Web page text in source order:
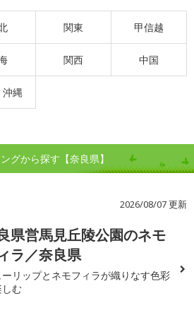
関東 甲信越
関西 中国
沖縄
グから探す【奈良県】
2026/08/07 更新
県営馬見丘陵公園のネモ
ラ／奈良県
リップとネモフィラが織りなす色彩
しむ